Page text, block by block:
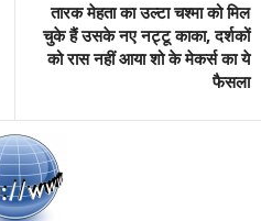
तारक मेहता का उल्टा चश्मा को मिल
चुके हैं उसके नए नट्टू काका, दर्शकों
को रास नहीं आया शो के मेकर्स का ये
फैसला